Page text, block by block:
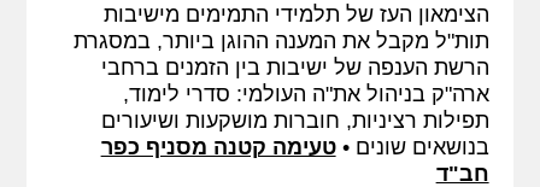
הצימאון העז של תלמידי התמימים מישיבות
תות"ל מקבל את המענה ההוגן ביותר, במסגרת
הרשת הענפה של ישיבות בין הזמנים ברחבי
ארה"ק בניהול את"ה העולמי: סדרי לימוד,
תפילות רציניות, חוברות מושקעות ושיעורים
בנושאים שונים •טעימה קטנה מסניף כפר
חב"ד